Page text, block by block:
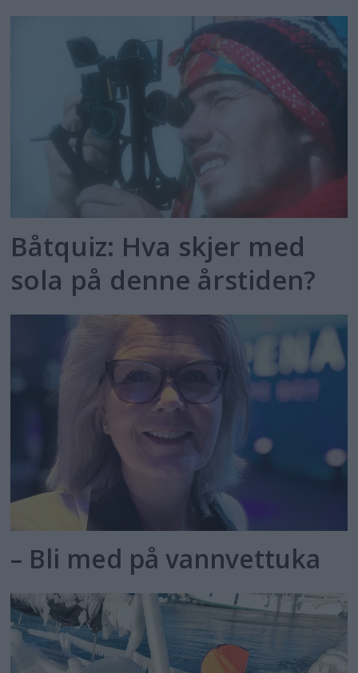
Båtquiz: Hva skjer med
sola på denne årstiden?
– Bli med på vannvettuka